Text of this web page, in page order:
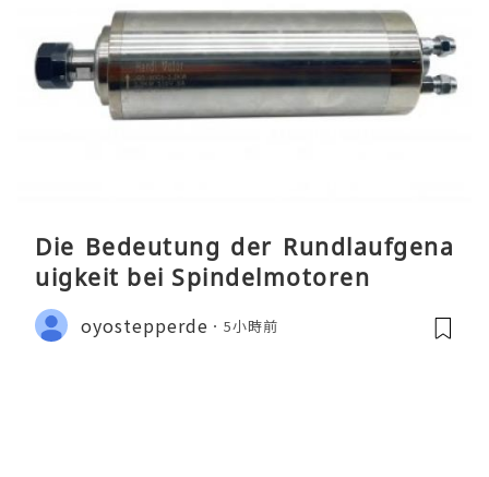
Die Bedeutung der Rundlaufgena
uigkeit bei Spindelmotoren
oyostepperde 5小時前